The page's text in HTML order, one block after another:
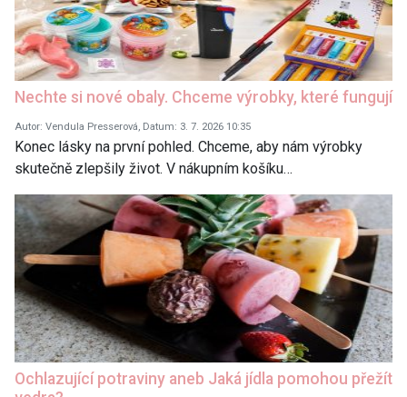
Nechte si nové obaly. Chceme výrobky, které fungují
Autor: Vendula Presserová, Datum: 3. 7. 2026 10:35
Konec lásky na první pohled. Chceme, aby nám výrobky
skutečně zlepšily život. V nákupním košíku…
Ochlazující potraviny aneb Jaká jídla pomohou přežít